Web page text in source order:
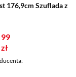
176,9cm Szuflada z
99
zł